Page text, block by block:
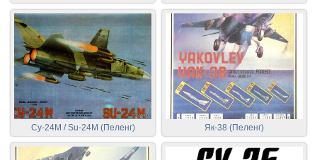
Су-24М / Su-24M (Пеленг) Як-38 (Пеленг)